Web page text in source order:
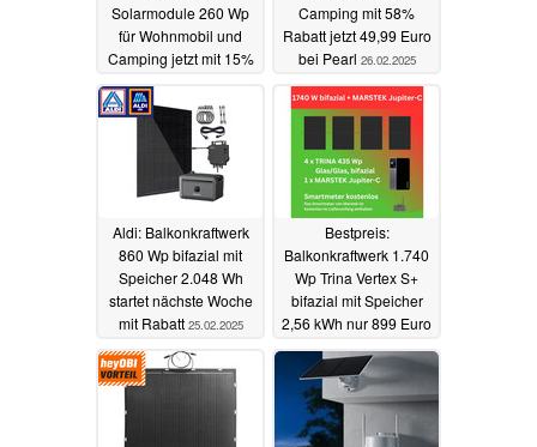
Solarmodule 260 Wp
für Wohnmobil und
Camping jetzt mit 15%
versandkostenfrei
02.03.2025
Camping mit 58%
Rabatt jetzt 49,99 Euro
bei Pearl 26.02.2025
Aldi: Balkonkraftwerk
860 Wp bifazial mit
Speicher 2.048 Wh
startet nächste Woche
mit Rabatt 25.02.2025
Bestpreis:
Balkonkraftwerk 1.740
Wp Trina Vertex S+
bifazial mit Speicher
2,56 kWh nur 899 Euro
20.02.2025